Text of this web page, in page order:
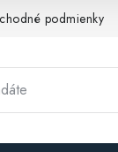
podmienky